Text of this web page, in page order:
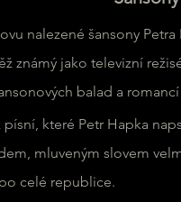
nalezené šansony
známý jako televizní
balad a
písní, které Petr Hapka
mluveným slovem
celé republice.